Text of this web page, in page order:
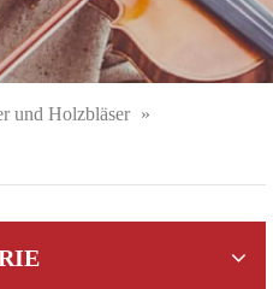
und Holzbläser »